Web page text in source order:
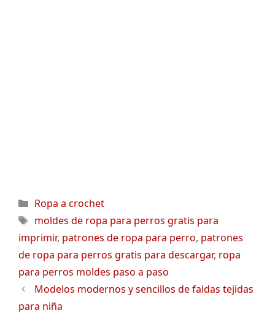
Categorías
Ropa a crochet
Etiquetas
moldes de ropa para perros gratis para
imprimir, patrones de ropa para perro, patrones
de ropa para perros gratis para descargar, ropa
para perros moldes paso a paso
Modelos modernos y sencillos de faldas tejidas
para niña